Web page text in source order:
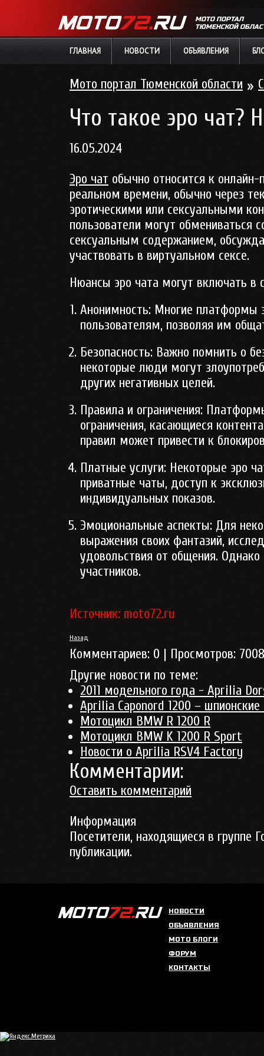
МОТО ПОРТАЛ
ТЮМЕНСКОЙ
ГЛАВНАЯ НОВОСТИ ОБЪЯВЛЕНИЯ
Мото портал Тюменской области »
Что такое эро чат?
16.05.2024
Эро чат обычно относится к
реальном времени, обычно через
эротическими или сексуальными
пользователи могут обмениваться
сексуальным содержанием,
участвовать в виртуальном сексе.
Нюансы эро чата могут включать в
Анонимность: Многие платформы
пользователям, позволяя им
Безопасность: Важно помнить о
некоторые люди могут
других негативных целей.
Правила и ограничения:
ограничения, касающиеся
правил может привести к
Платные услуги: Некоторые эро
приватные чаты, доступ к
индивидуальных показов.
Эмоциональные аспекты: Для
выражения своих фантазий,
удовольствия от общения.
участников.
Источник: moto72.ru
Назад
Комментариев: 0 | Просмотров: 7008
Другие новости по теме:
2011 модельного года - Aprilia
Aprilia Caponord 1200 –
Мотоцикл BMW R 1200 R
Мотоцикл BMW K 1200 R Sport
Новости о Aprilia RSV4 Factory
Комментарии:
Оставить комментарий
Информация
Посетители, находящиеся в группе
публикации.
НОВОСТИ
ОБЪЯВЛЕНИЯ
МОТО БЛОГИ
ФОРУМ
КОНТАКТЫ